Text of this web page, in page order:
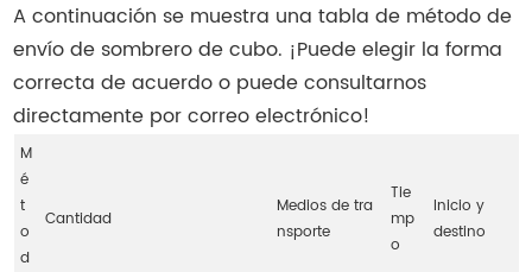
A continuación se muestra una tabla de método de
envío de sombrero de cubo. ¡Puede elegir la forma
correcta de acuerdo o puede consultarnos
directamente por correo electrónico!
M
é
t
o
d
Cantidad
Medios de tra
nsporte
Tie
mp
o
Inicio y
destino